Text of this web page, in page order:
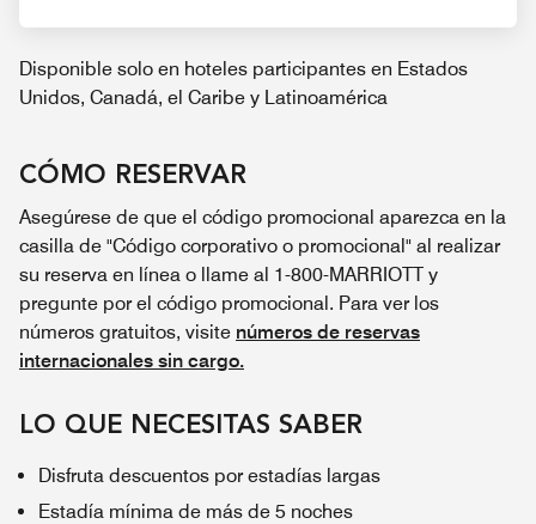
Disponible solo en hoteles participantes en Estados
Unidos, Canadá, el Caribe y Latinoamérica
CÓMO RESERVAR
Asegúrese de que el código promocional aparezca en la
casilla de "Código corporativo o promocional" al realizar
su reserva en línea o llame al 1-800-MARRIOTT y
pregunte por el código promocional. Para ver los
números gratuitos, visite números de reservas
internacionales sin cargo.
LO QUE NECESITAS SABER
Disfruta descuentos por estadías largas
Estadía mínima de más de 5 noches